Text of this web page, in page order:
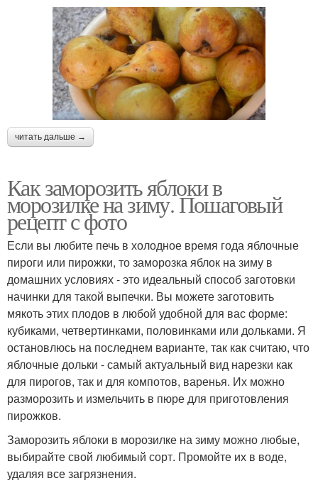
читать дальше →
Как заморозить яблоки в
морозилке на зиму. Пошаговый
рецепт с фото
Если вы любите печь в холодное время года яблочные
пироги или пирожки, то заморозка яблок на зиму в
домашних условиях - это идеальный способ заготовки
начинки для такой выпечки. Вы можете заготовить
мякоть этих плодов в любой удобной для вас форме:
кубиками, четвертинками, половинками или дольками. Я
остановлюсь на последнем варианте, так как считаю, что
яблочные дольки - самый актуальный вид нарезки как
для пирогов, так и для компотов, варенья. Их можно
разморозить и измельчить в пюре для приготовления
пирожков.
Заморозить яблоки в морозилке на зиму можно любые,
выбирайте свой любимый сорт. Промойте их в воде,
удаляя все загрязнения.